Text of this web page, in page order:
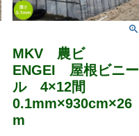
MKV 農ビ
ENGEI 屋根ビニー
ル 4×12間
0.1mm×930cm×26
m